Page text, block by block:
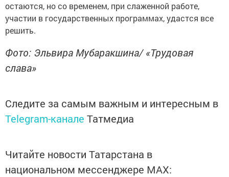
остаются, но со временем, при слаженной работе,
участии в государственных программах, удастся все
решить.
Фото: Эльвира Мубаракшина/ «Трудовая
слава»
Следите за самым важным и интересным в
Telegram-канале Татмедиа
Читайте новости Татарстана в
национальном мессенджере MАХ: